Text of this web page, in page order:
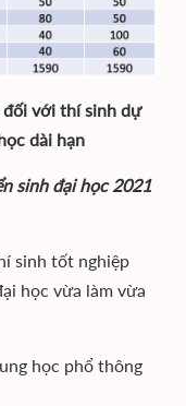
với thí sinh dự
dài hạn
sinh đại học 2021
sinh tốt nghiệp
học vừa làm vừa
học phổ thông